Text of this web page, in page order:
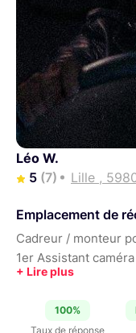
Léo W.
5 (7) Lille ,
Emplacement de
Cadreur / monteur
1er Assistant caméra
100%
Taux de réponse